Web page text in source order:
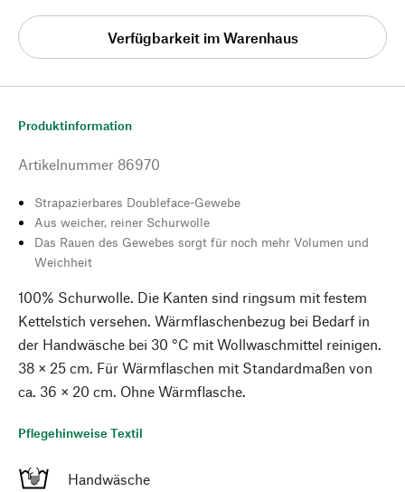
Verfügbarkeit im Warenhaus
Produktinformation
Artikelnummer 86970
Strapazierbares Doubleface-Gewebe
Aus weicher, reiner Schurwolle
Das Rauen des Gewebes sorgt für noch mehr Volumen und
Weichheit
100% Schurwolle. Die Kanten sind ringsum mit festem
Kettelstich versehen. Wärmflaschenbezug bei Bedarf in
der Handwäsche bei 30 °C mit Wollwaschmittel reinigen.
38 × 25 cm. Für Wärmflaschen mit Standardmaßen von
ca. 36 × 20 cm. Ohne Wärmflasche.
Pflegehinweise Textil
Handwäsche